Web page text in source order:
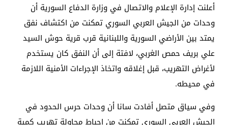
أعلنت إدارة الإعلام والاتصال في وزارة الدفاع السورية أن
وحدات من الجيش العربي السوري تمكنت من اكتشاف نفق
يمتد بين الأراضي السورية واللبنانية قرب قرية حوش السيد
علي بريف حمص الغربي، لافتة إلى أن النفق كان يستخدم
لأغراض التهريب، قبل إغلاقه واتخاذ الإجراءات الأمنية اللازمة
في محيطه.
وفي سياق متصل أفادت سانا أن وحدات حرس الحدود في
الجيش العربي السوري تمكنت من إحباط محاولة تهريب كمية